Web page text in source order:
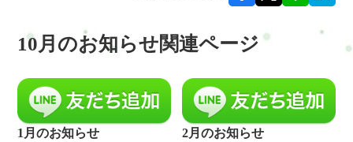
10月のお知らせ関連ページ
1月のお知らせ 2月のお知らせ